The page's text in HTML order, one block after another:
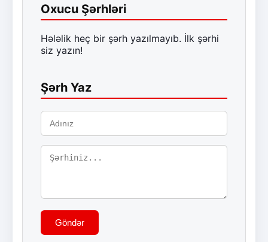
Oxucu Şərhləri
Hələlik heç bir şərh yazılmayıb. İlk şərhi
siz yazın!
Şərh Yaz
Göndər